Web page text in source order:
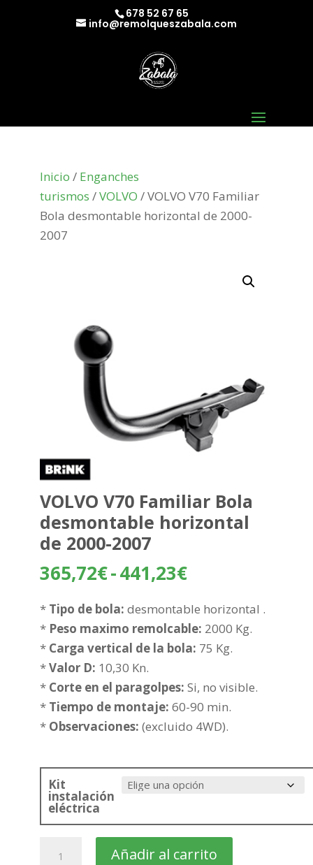
678 52 67 65
info@remolqueszabala.com
Inicio / Enganches
turismos /VOLVO / VOLVO V70 Familiar
Bola desmontable horizontal de 2000-
2007
VOLVO V70 Familiar Bola
desmontable horizontal
de 2000-2007
365,72€-441,23€Rango
precios:
desde
365,72€
441,23€
* Tipo de bola: desmontable horizontal .
* Peso maximo remolcable: 2000 Kg.
* Carga vertical de la bola: 75 Kg.
*Valor D: 10,30 Kn.
* Corte en el paragolpes: Si, no visible.
* Tiempo de montaje: 60-90 min.
* Observaciones: (excluido 4WD).
Kit
instalación
eléctrica
Añadir al carrito